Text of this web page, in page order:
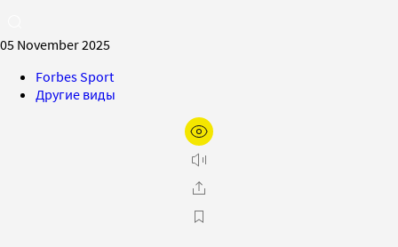
05 November 2025
Forbes Sport
Другие виды